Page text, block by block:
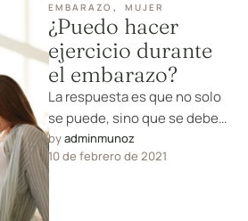
EMBARAZO , MUJER
¿Puedo hacer
ejercicio durante
el embarazo?
La respuesta es que no solo
se puede, sino que se debe
hacer ejercicio durante el
embarazo. Con …
by adminmunoz
10 de febrero de 2021